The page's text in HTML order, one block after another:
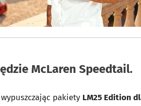
McLaren Speedtail.
pakiety LM25 Edition